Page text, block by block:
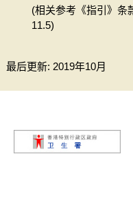
(相关参考《指引》条
11.5)
最后更新: 2019年10月